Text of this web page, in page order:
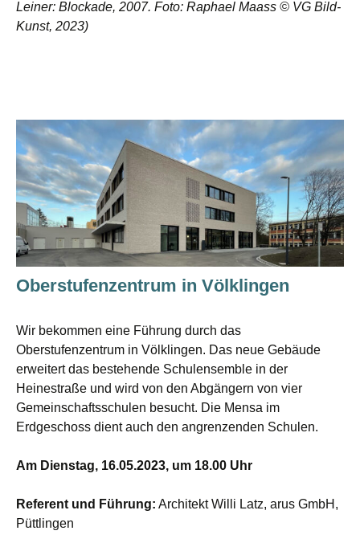
Leiner: Blockade, 2007. Foto: Raphael Maass © VG Bild-
Kunst, 2023)
Oberstufenzentrum in Völklingen
Wir bekommen eine Führung durch das
Oberstufenzentrum in Völklingen. Das neue Gebäude
erweitert das bestehende Schulensemble in der
Heinestraße und wird von den Abgängern von vier
Gemeinschaftsschulen besucht. Die Mensa im
Erdgeschoss dient auch den angrenzenden Schulen.
Am Dienstag, 16.05.2023, um 18.00 Uhr
Referent und Führung: Architekt Willi Latz, arus GmbH,
Püttlingen